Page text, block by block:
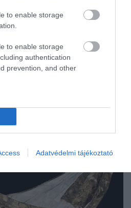
to enable storage
to enable storage
authentication
prevention, and other
Adatvédelmi tájékoztató
110 kg. A Furtiv függőágy
könnyű ejtőernyő anyagból
tudsz hozzá venni
és esőálló ponyvát. (14 990